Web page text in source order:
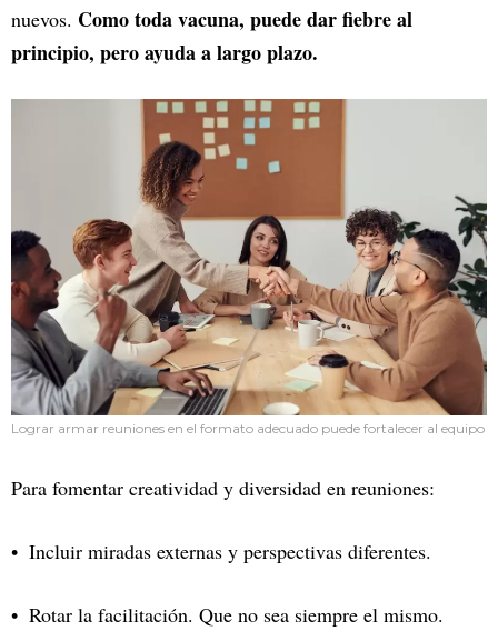
nuevos. Como toda vacuna, puede dar fiebre al
principio, pero ayuda a largo plazo.
Lograr armar reuniones en el formato adecuado puede fortalecer al equipo
Para fomentar creatividad y diversidad en reuniones:
Incluir miradas externas y perspectivas diferentes.
Rotar la facilitación. Que no sea siempre el mismo.